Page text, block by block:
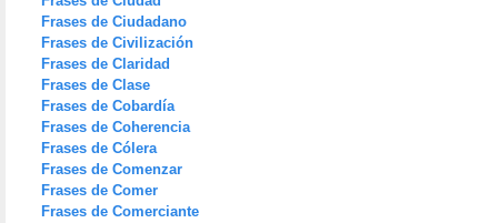
Frases de Ciudadano
Frases de Civilización
Frases de Claridad
Frases de Clase
Frases de Cobardía
Frases de Coherencia
Frases de Cólera
Frases de Comenzar
Frases de Comer
Frases de Comerciante